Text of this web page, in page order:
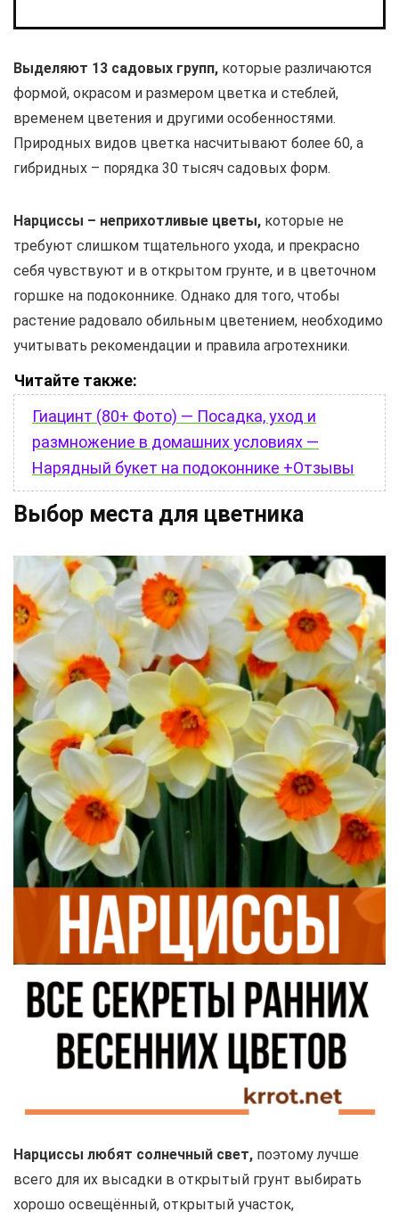
Выделяют 13 садовых групп, которые различаются
формой, окрасом и размером цветка и стеблей,
временем цветения и другими особенностями.
Природных видов цветка насчитывают более 60, а
гибридных – порядка 30 тысяч садовых форм.
Нарциссы – неприхотливые цветы, которые не
требуют слишком тщательного ухода, и прекрасно
себя чувствуют и в открытом грунте, и в цветочном
горшке на подоконнике. Однако для того, чтобы
растение радовало обильным цветением, необходимо
учитывать рекомендации и правила агротехники.
Читайте также:
Гиацинт (80+ Фото) — Посадка, уход и
размножение в домашних условиях —
Нарядный букет на подоконнике +Отзывы
Выбор места для цветника
Нарциссы любят солнечный свет, поэтому лучше
всего для их высадки в открытый грунт выбирать
хорошо освещённый, открытый участок,